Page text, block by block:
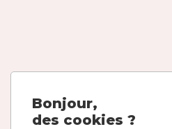
Bonjour,
des cookies ?